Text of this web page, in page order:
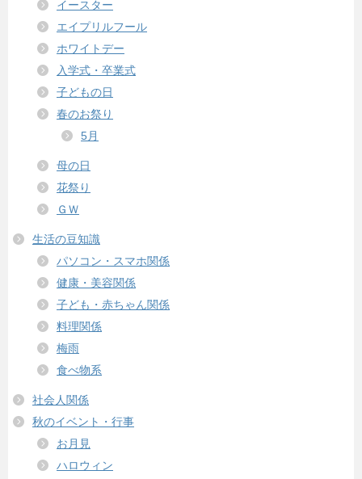
イースター
エイプリルフール
ホワイトデー
入学式・卒業式
子どもの日
春のお祭り
5月
母の日
花祭り
ＧＷ
生活の豆知識
パソコン・スマホ関係
健康・美容関係
子ども・赤ちゃん関係
料理関係
梅雨
食べ物系
社会人関係
秋のイベント・行事
お月見
ハロウィン